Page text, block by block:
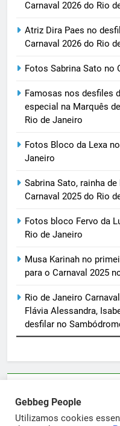
Carnaval 2026 do Rio
Atriz Dira Paes no
Carnaval 2026 do Rio
Fotos Sabrina Sato no
Famosas nos desfiles
especial na Marquês
Rio de Janeiro
Fotos Bloco da Lexa
Janeiro
Sabrina Sato, rainha
Carnaval 2025 do Rio
Fotos bloco Fervo da
Rio de Janeiro
Musa Karinah no
para o Carnaval 2025
Rio de Janeiro
Flávia Alessandra,
desfilar no
Gebbeg People
Utilizamos cookies